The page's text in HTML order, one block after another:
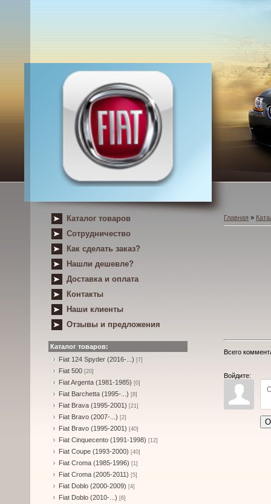
Каталог товаров
Сотрудничество
Как сделать заказ?
Нашли дешевле?
Доставка и оплата
Контакты
Наши клиенты
Отзывы и предложения
Каталог товаров:
Fiat 124 Spyder (2016-...) [7]
Fiat 500 [20]
Fiat Argenta (1981-1985) [0]
Fiat Barchetta (1995-...) [8]
Fiat Brava (1995-2001) [21]
Fiat Bravo (2007-...) [2]
Fiat Bravo (1995-2001) [40]
Fiat Cinquecento (1991-1998) [12]
Fiat Coupe (1993-2000) [40]
Fiat Croma (1985-1996) [1]
Fiat Croma (2005-2011) [5]
Fiat Doblo (2000-2009) [4]
Fiat Doblo (2010-...) [6]
Главная »
Всего
Войдите: